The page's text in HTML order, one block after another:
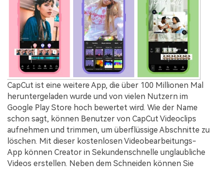
CapCut ist eine weitere App, die über 100 Millionen Mal
heruntergeladen wurde und von vielen Nutzern im
Google Play Store hoch bewertet wird. Wie der Name
schon sagt, können Benutzer von CapCut Videoclips
aufnehmen und trimmen, um überflüssige Abschnitte zu
löschen. Mit dieser kostenlosen Videobearbeitungs-
App können Creator in Sekundenschnelle unglaubliche
Videos erstellen. Neben dem Schneiden können Sie